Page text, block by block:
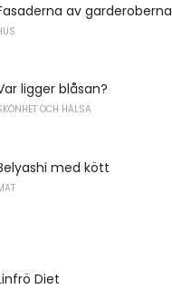
av garderoberna
ligger blåsan?
OCH HÄLSA
med kött
Diet